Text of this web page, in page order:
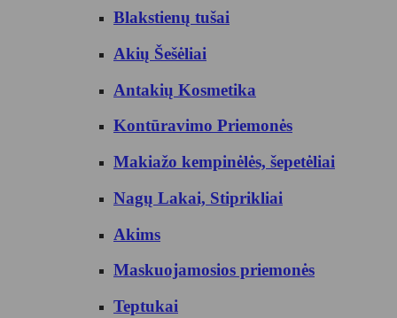
Blakstienų tušai
Akių Šešėliai
Antakių Kosmetika
Kontūravimo Priemonės
Makiažo kempinėlės, šepetėliai
Nagų Lakai, Stiprikliai
Akims
Maskuojamosios priemonės
Teptukai